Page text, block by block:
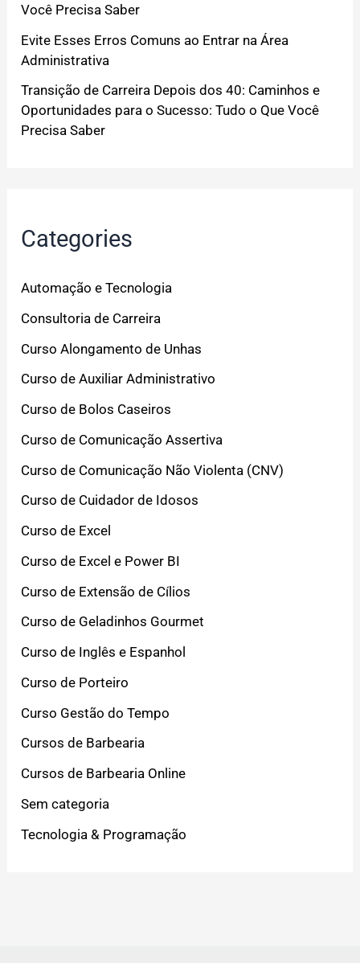
Você Precisa Saber
Evite Esses Erros Comuns ao Entrar na Área
Administrativa
Transição de Carreira Depois dos 40: Caminhos e
Oportunidades para o Sucesso: Tudo o Que Você
Precisa Saber
Categories
Automação e Tecnologia
Consultoria de Carreira
Curso Alongamento de Unhas
Curso de Auxiliar Administrativo
Curso de Bolos Caseiros
Curso de Comunicação Assertiva
Curso de Comunicação Não Violenta (CNV)
Curso de Cuidador de Idosos
Curso de Excel
Curso de Excel e Power BI
Curso de Extensão de Cílios
Curso de Geladinhos Gourmet
Curso de Inglês e Espanhol
Curso de Porteiro
Curso Gestão do Tempo
Cursos de Barbearia
Cursos de Barbearia Online
Sem categoria
Tecnologia & Programação